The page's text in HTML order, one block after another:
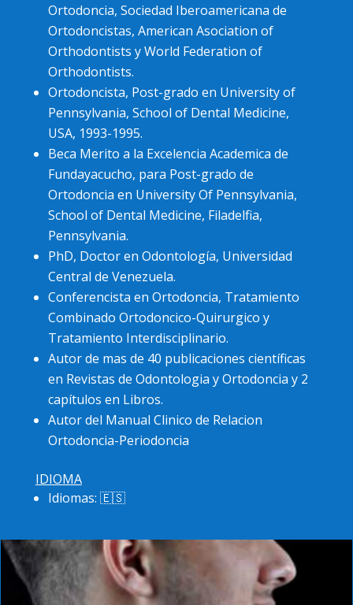
Ortodoncia, Sociedad Iberoamericana de
Ortodoncistas, American Asociation of
Orthodontists y World Federation of
Orthodontists.
Ortodoncista, Post-grado en University of
Pennsylvania, School of Dental Medicine,
USA, 1993-1995.
Beca Merito a la Excelencia Academica de
Fundayacucho, para Post-grado de
Ortodoncia en University Of Pennsylvania,
School of Dental Medicine, Filadelfia,
Pennsylvania.
PhD, Doctor en Odontología, Universidad
Central de Venezuela.
Conferencista en Ortodoncia, Tratamiento
Combinado Ortodoncico-Quirurgico y
Tratamiento Interdisciplinario.
Autor de mas de 40 publicaciones científicas
en Revistas de Odontologia y Ortodoncia y 2
capítulos en Libros.
Autor del Manual Clinico de Relacion
Ortodoncia-Periodoncia
IDIOMA
Idiomas: 🇪🇸